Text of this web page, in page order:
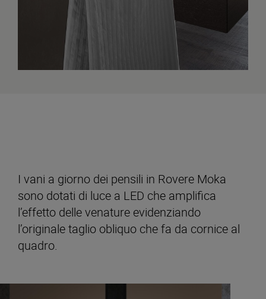
I vani a giorno dei pensili in Rovere Moka
sono dotati di luce a LED che amplifica
l’effetto delle venature evidenziando
l’originale taglio obliquo che fa da cornice al
quadro.